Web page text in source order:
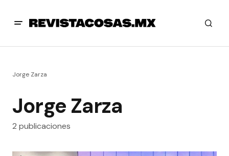
Jorge Zarza
Jorge Zarza
2 publicaciones